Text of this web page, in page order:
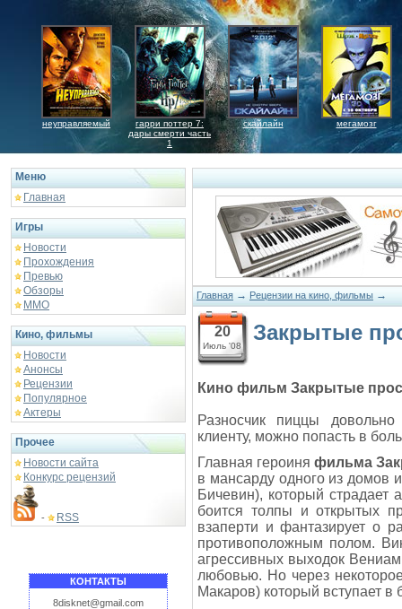
неуправляемый
гарри поттер 7:
дары смерти часть
1
скайлайн мегамозг
Меню
Главная
Игры
Новости
Прохождения
Превью
Обзоры
ММО
Кино, фильмы
Новости
Анонсы
Рецензии
Популярное
Актеры
Прочее
Новости сайта
Конкурс рецензий
- RSS
КОНТАКТЫ
8disknet@gmail.com
Главная → Рецензии на кино, фильмы →
20
Июль '08
Закрытые
Кино фильм Закрытые
Разносчик пиццы
клиенту, можно попасть в
Главная героиня фильма
в мансарду одного из домов
Бичевин), который страдает
боится толпы и открытых
взаперти и фантазирует о
противоположным полом.
агрессивных выходок
любовью. Но через
Макаров) который вступает